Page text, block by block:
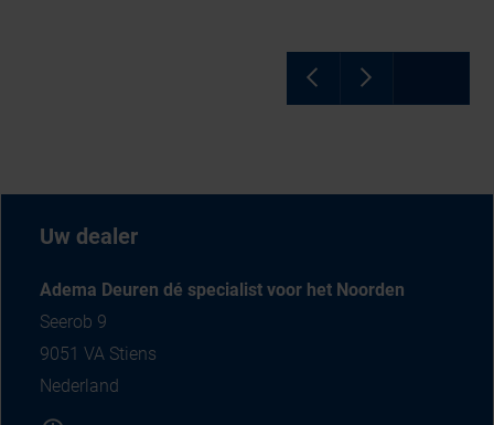
Uw dealer
Adema Deuren dé specialist voor het Noorden
Seerob 9
9051 VA Stiens
Nederland